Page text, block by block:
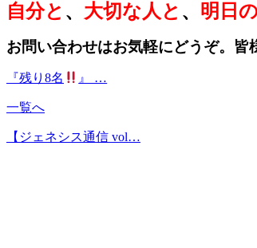
自分と 、 大切な人と 、 明日
お問い合わせはお気軽にどうぞ。
『残り8名 』 …
一覧へ
【ジェネシス通信 vol…